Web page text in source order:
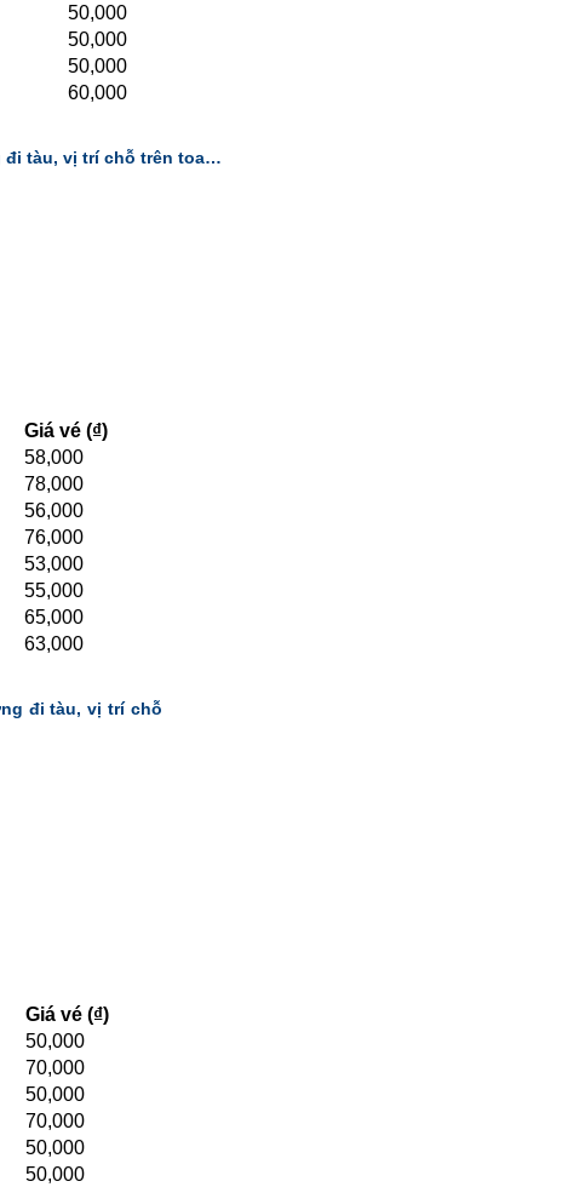
50,000
50,000
50,000
60,000
đi tàu, vị trí chỗ trên toa…
Giá vé (₫)
58,000
78,000
56,000
76,000
53,000
55,000
65,000
63,000
đi tàu, vị trí chỗ
Giá vé (₫)
50,000
70,000
50,000
70,000
50,000
50,000